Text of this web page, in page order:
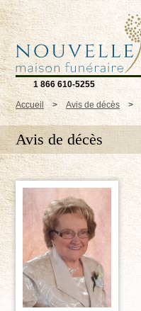
1 866 610-5255
Accueil > Avis de décès >
Avis de décès